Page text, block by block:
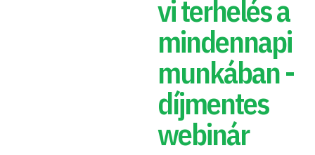
vi terhelés a
mindennapi
munkában -
díjmentes
webinár